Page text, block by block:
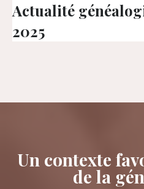
Actualité
2025
Un contexte
de la